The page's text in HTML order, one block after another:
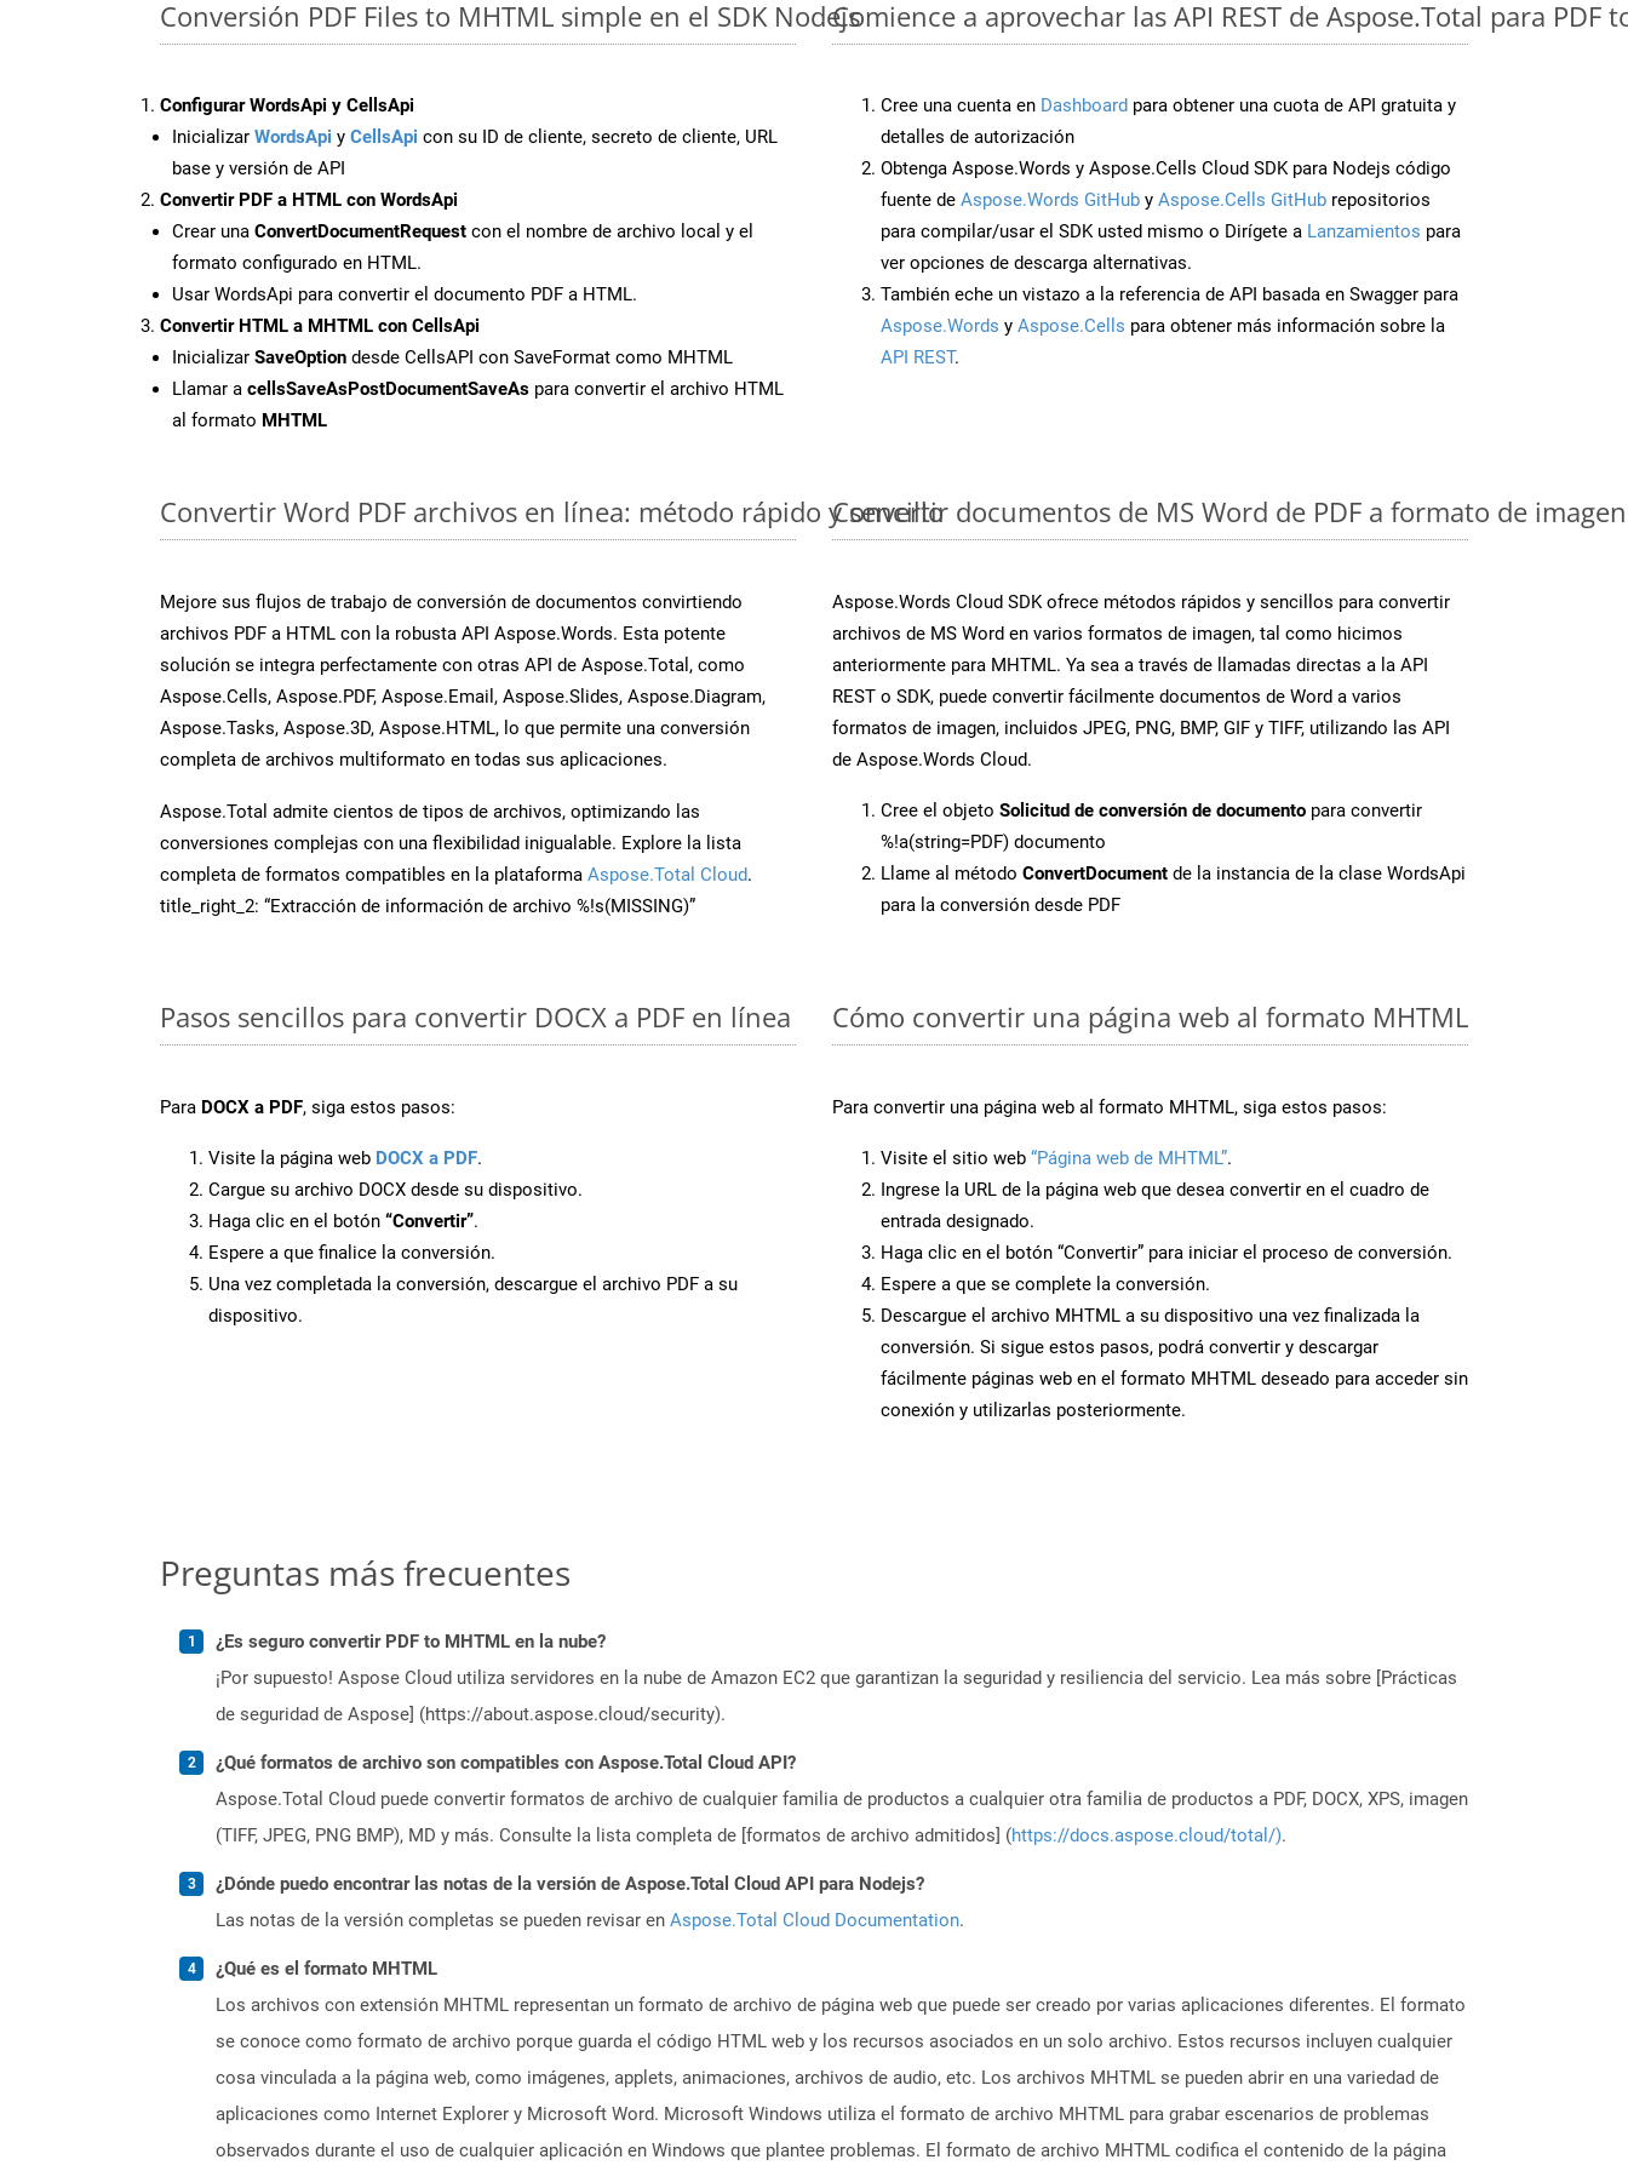
Conversión PDF Files to MHTML simple en el SDK Nodejs
Configurar WordsApi y CellsApi
Inicializar WordsApi y CellsApi con su ID de cliente, secreto de cliente, URL
base y versión de API
Convertir PDF a HTML con WordsApi
Crear una ConvertDocumentRequest con el nombre de archivo local y el
formato configurado en HTML.
Usar WordsApi para convertir el documento PDF a HTML.
Convertir HTML a MHTML con CellsApi
Inicializar SaveOption desde CellsAPI con SaveFormat como MHTML
Llamar a cellsSaveAsPostDocumentSaveAs para convertir el archivo HTML
al formato MHTML
Comience a aprovechar las API REST de Aspose.Total para PDF
Cree una cuenta en Dashboard para obtener una cuota de API gratuita y
detalles de autorización
Obtenga Aspose.Words y Aspose.Cells Cloud SDK para Nodejs código
fuente de Aspose.Words GitHub y Aspose.Cells GitHub repositorios
para compilar/usar el SDK usted mismo o Dirígete a Lanzamientos para
ver opciones de descarga alternativas.
También eche un vistazo a la referencia de API basada en Swagger para
Aspose.Words y Aspose.Cells para obtener más información sobre la
API REST.
Convertir Word PDF archivos en línea: método rápido y sencillo
Mejore sus flujos de trabajo de conversión de documentos convirtiendo
archivos PDF a HTML con la robusta API Aspose.Words. Esta potente
solución se integra perfectamente con otras API de Aspose.Total, como
Aspose.Cells, Aspose.PDF, Aspose.Email, Aspose.Slides, Aspose.Diagram,
Aspose.Tasks, Aspose.3D, Aspose.HTML, lo que permite una conversión
completa de archivos multiformato en todas sus aplicaciones.
Aspose.Total admite cientos de tipos de archivos, optimizando las
conversiones complejas con una flexibilidad inigualable. Explore la lista
completa de formatos compatibles en la plataforma Aspose.Total Cloud.
title_right_2: “Extracción de información de archivo %!s(MISSING)”
Convertir documentos de MS Word de PDF a formato de
Aspose.Words Cloud SDK ofrece métodos rápidos y sencillos para convertir
archivos de MS Word en varios formatos de imagen, tal como hicimos
anteriormente para MHTML. Ya sea a través de llamadas directas a la API
REST o SDK, puede convertir fácilmente documentos de Word a varios
formatos de imagen, incluidos JPEG, PNG, BMP, GIF y TIFF, utilizando las API
de Aspose.Words Cloud.
Cree el objeto Solicitud de conversión de documento para convertir
%!a(string=PDF) documento
Llame al método ConvertDocument de la instancia de la clase WordsApi
para la conversión desde PDF
Pasos sencillos para convertir DOCX a PDF en línea
Para DOCX a PDF, siga estos pasos:
Visite la página web DOCX a PDF.
Cargue su archivo DOCX desde su dispositivo.
Haga clic en el botón “Convertir”.
Espere a que finalice la conversión.
Una vez completada la conversión, descargue el archivo PDF a su
dispositivo.
Cómo convertir una página web al formato MHTML
Para convertir una página web al formato MHTML, siga estos pasos:
Visite el sitio web “Página web de MHTML”.
Ingrese la URL de la página web que desea convertir en el cuadro de
entrada designado.
Haga clic en el botón “Convertir” para iniciar el proceso de conversión.
Espere a que se complete la conversión.
Descargue el archivo MHTML a su dispositivo una vez finalizada la
conversión. Si sigue estos pasos, podrá convertir y descargar
fácilmente páginas web en el formato MHTML deseado para acceder sin
conexión y utilizarlas posteriormente.
Preguntas más frecuentes
¿Es seguro convertir PDF to MHTML en la nube?
¡Por supuesto! Aspose Cloud utiliza servidores en la nube de Amazon EC2 que garantizan la seguridad y resiliencia del servicio. Lea más sobre [Prácticas
de seguridad de Aspose] (https://about.aspose.cloud/security).
¿Qué formatos de archivo son compatibles con Aspose.Total Cloud API?
Aspose.Total Cloud puede convertir formatos de archivo de cualquier familia de productos a cualquier otra familia de productos a PDF, DOCX, XPS, imagen
(TIFF, JPEG, PNG BMP), MD y más. Consulte la lista completa de [formatos de archivo admitidos] (https://docs.aspose.cloud/total/).
¿Dónde puedo encontrar las notas de la versión de Aspose.Total Cloud API para Nodejs?
Las notas de la versión completas se pueden revisar en Aspose.Total Cloud Documentation.
¿Qué es el formato MHTML
Los archivos con extensión MHTML representan un formato de archivo de página web que puede ser creado por varias aplicaciones diferentes. El formato
se conoce como formato de archivo porque guarda el código HTML web y los recursos asociados en un solo archivo. Estos recursos incluyen cualquier
cosa vinculada a la página web, como imágenes, applets, animaciones, archivos de audio, etc. Los archivos MHTML se pueden abrir en una variedad de
aplicaciones como Internet Explorer y Microsoft Word. Microsoft Windows utiliza el formato de archivo MHTML para grabar escenarios de problemas
observados durante el uso de cualquier aplicación en Windows que plantee problemas. El formato de archivo MHTML codifica el contenido de la página